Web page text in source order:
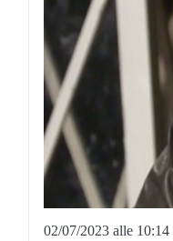
02/07/2023 alle 10:14